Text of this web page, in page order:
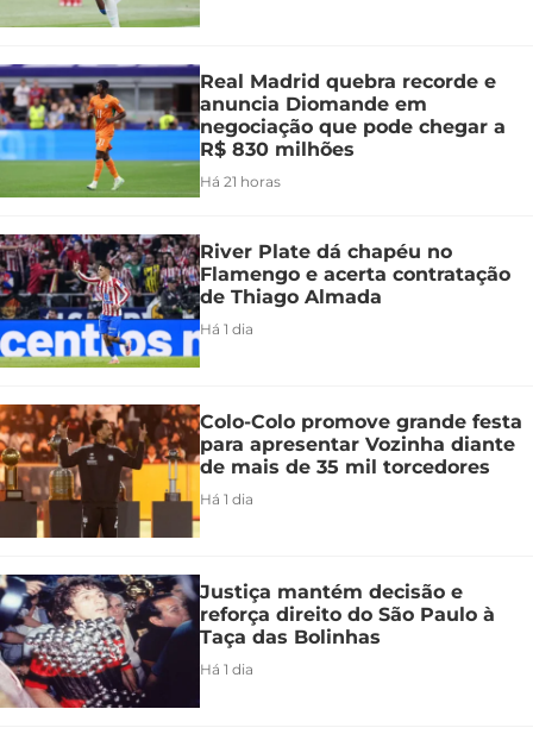
Real Madrid quebra recorde e
anuncia Diomande em
negociação que pode chegar a
R$ 830 milhões
Há 21 horas
River Plate dá chapéu no
Flamengo e acerta contratação
de Thiago Almada
Há 1 dia
Colo-Colo promove grande festa
para apresentar Vozinha diante
de mais de 35 mil torcedores
Há 1 dia
Justiça mantém decisão e
reforça direito do São Paulo à
Taça das Bolinhas
Há 1 dia